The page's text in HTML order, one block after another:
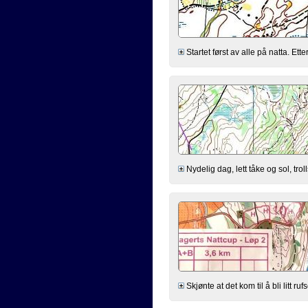
Startet først av alle på natta.
Nydelig dag, lett tåke og sol,
Skjønte at det kom til å bli litt